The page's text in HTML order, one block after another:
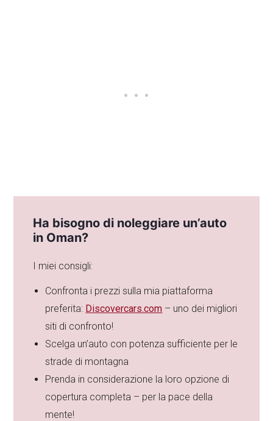
Ha bisogno di noleggiare un’auto
in Oman?
I miei consigli:
Confronta i prezzi sulla mia piattaforma
preferita: Discovercars.com – uno dei migliori
siti di confronto!
Scelga un’auto con potenza sufficiente per le
strade di montagna
Prenda in considerazione la loro opzione di
copertura completa – per la pace della
mente!